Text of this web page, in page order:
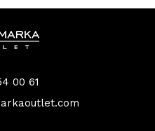
00 61